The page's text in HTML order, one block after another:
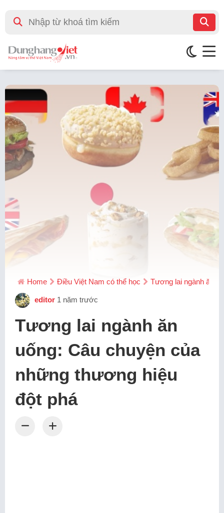
Home Điều Việt Nam có thể học Tương lai ngành ăn
editor 1 năm trước
Tương lai ngành ăn
uống: Câu chuyện của
những thương hiệu
đột phá